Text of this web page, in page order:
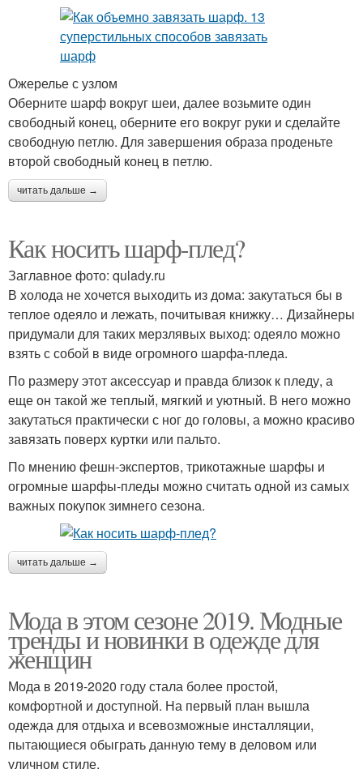
Ожерелье с узлом
Оберните шарф вокруг шеи, далее возьмите один
свободный конец, оберните его вокруг руки и сделайте
свободную петлю. Для завершения образа проденьте
второй свободный конец в петлю.
читать дальше →
Как носить шарф-плед?
Заглавное фото: qulady.ru
В холода не хочется выходить из дома: закутаться бы в
теплое одеяло и лежать, почитывая книжку… Дизайнеры
придумали для таких мерзлявых выход: одеяло можно
взять с собой в виде огромного шарфа-пледа.
По размеру этот аксессуар и правда близок к пледу, а
еще он такой же теплый, мягкий и уютный. В него можно
закутаться практически с ног до головы, а можно красиво
завязать поверх куртки или пальто.
По мнению фешн-экспертов, трикотажные шарфы и
огромные шарфы-пледы можно считать одной из самых
важных покупок зимнего сезона.
читать дальше →
Мода в этом сезоне 2019. Модные
тренды и новинки в одежде для
женщин
Мода в 2019-2020 году стала более простой,
комфортной и доступной. На первый план вышла
одежда для отдыха и всевозможные инсталляции,
пытающиеся обыграть данную тему в деловом или
уличном стиле.